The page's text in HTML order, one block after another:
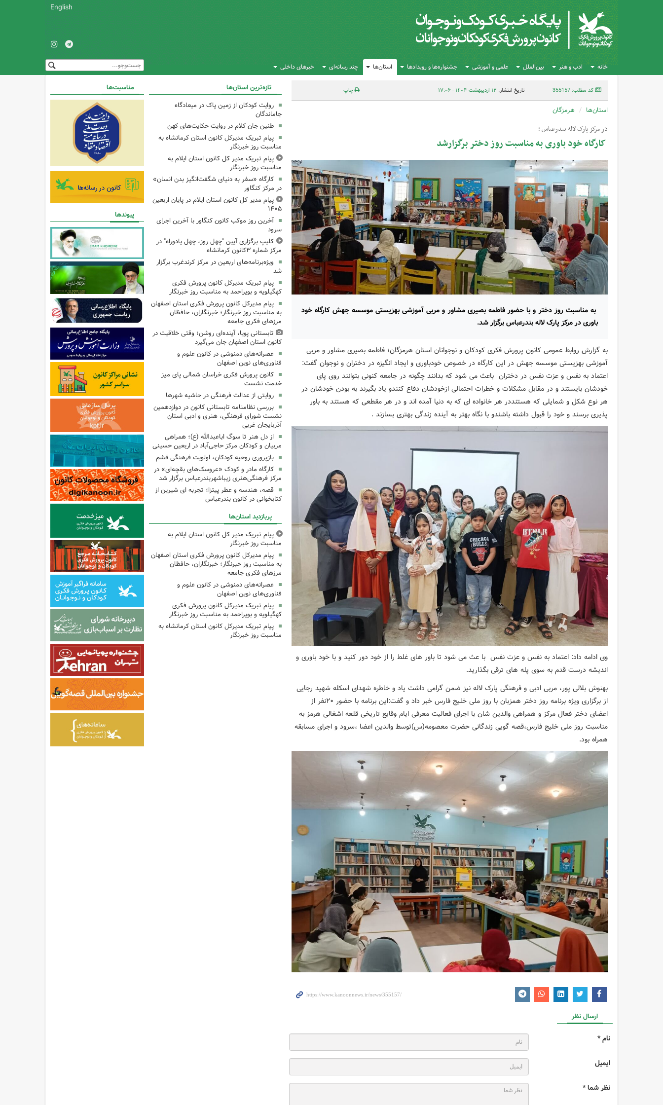
English
خانه ادب و هنر بین‌الملل علمی و آموزشی جشنواره‌ها و رویدادها استان‌ها چند رسانه‌ای خبرهای داخلی
کد مطلب: 355157 تاریخ انتشار: ۱۲ اردیبهشت ۱۴۰۴ - ۱۷:۰۶ چاپ
استان‌ها هرمزگان
در مرکز پارک لاله بندرعباس ؛
کارگاه خود باوری به مناسبت روز دختر برگزارشد
به مناسبت روز دختر و با حضور فاطمه بصیری مشاور و مربی آموزشی بهزیستی موسسه جهش کارگاه خود
باوری در مرکز پارک لاله بندرعباس برگزار شد.
به گزارش روابط عمومی کانون پرورش فکری کودکان و نوجوانان استان هرمزگان؛ فاطمه بصیری مشاور و مربی
آموزشی بهزیستی موسسه جهش در این کارگاه در خصوص خودباوری و ایجاد انگیزه در دختران و نوجوان گفت:
اعتماد به نفس و عزت نفس در دختران باعث می شود که بدانند چگونه در جامعه کنونی بتوانند روی پای
خودشان بایستند و در مقابل مشکلات و خطرات احتمالی ازخودشان دفاع کنندو یاد بگیرند به بودن خودشان در
هر نوع شکل و شمایلی که هستنددر هر خانواده ای که به دنیا آمده اند و در هر مقطعی که هستند به باور
پذیری برسند و خود را قبول داشته باشندو با نگاه بهتر به آینده زندگی بهتری بسازند .
وی ادامه داد: اعتماد به نفس و عزت نفس با عث می شود تا باور های غلط را از خود دور کنید و با خود باوری و
اندیشه درست قدم به سوی پله های ترقی بگذارید.
بهنوش بلالی پور، مربی ادبی و فرهنگی پارک لاله نیز ضمن گرامی داشت یاد و خاطره شهدای اسکله شهید رجایی
از برگزاری ویژه برنامه روز دختر همزبان با روز ملی خلیج فارس خبر داد و گفت:این برنامه با حضور ۲۰نفر از
اعضای دختر فعال مرکز و همراهی والدین شان با اجرای فعالیت معرفی ایام وقایع تاریخی قلعه اشغالی هرمز به
مناسبت روز ملی خلیج فارس،قصه گویی زندگانی حضرت معصومه(س)توسط والدین اعضا ،سرود و اجرای مسابقه
همراه بود.
ارسال نظر
نام *
ایمیل
نظر شما *
تازه‌ترین استان‌ها
روایت کودکان از زمین پاک در میعادگاه
جاماندگان
طنین جان کلام در روایت حکایت‌های کهن
پیام تبریک مدیرکل کانون استان کرمانشاه به
مناسبت روز خبرنگار
پیام تبریک مدیر کل کانون استان ایلام به
مناسبت روز خبرنگار
کارگاه «سفر به دنیای شگفت‌انگیز بدن انسان»
در مرکز کنگاور
پیام مدیر کل کانون استان ایلام در پایان اربعین
۱۴۰۵
آخرین روز موکب کانون کنگاور با آخرین اجرای
سرود
کلیپ برگزاری آیین "چهل روز، چهل یادوراه" در
مرکز شماره ۳کانون کرمانشاه
ویژه‌برنامه‌های اربعین در مرکز کرندغرب برگزار
شد
پیام تبریک مدیرکل کانون پرورش فکری
کهگیلویه و بویراحمد به مناسبت روز خبرنگار
پیام مدیرکل کانون پرورش فکری استان اصفهان
به مناسبت روز خبرنگار؛ خبرنگاران، حافظان
مرزهای فکری جامعه
تابستانی پویا، آینده‌ای روشن؛ وقتی خلاقیت در
کانون استان اصفهان جان می‌گیرد
عصرانه‌های دمنوشی در کانون علوم و
فناوری‌های نوین اصفهان
کانون پرورش فکری خراسان شمالی پای میز
خدمت نشست
روایتی از عدالت فرهنگی در حاشیه شهرها
بررسی نظامنامه تابستانی کانون در دوازدهمین
نشست شورای فرهنگی، هنری و ادبی استان
آذربایجان غربی
از دل هنر تا سوگ اباعبدالله (ع)؛ همراهی
مربیان و کودکان مرکز حاجی‌آباد در اربعین حسینی
بازپروری روحیه کودکان، اولویت فرهنگی قشم
کارگاه مادر و کودک «عروسک‌های بقچه‌ای» در
مرکز فرهنگی‌هنری زیباشهربندرعباس برگزار شد
قصه، هندسه و عطر پیتزا؛ تجربه ای شیرین از
کتابخوانی در کانون بندرعباس
پربازدید استان‌ها
پیام تبریک مدیر کل کانون استان ایلام به
مناسبت روز خبرنگار
پیام مدیرکل کانون پرورش فکری استان اصفهان
به مناسبت روز خبرنگار؛ خبرنگاران، حافظان
مرزهای فکری جامعه
عصرانه‌های دمنوشی در کانون علوم و
فناوری‌های نوین اصفهان
پیام تبریک مدیرکل کانون پرورش فکری
کهگیلویه و بویراحمد به مناسبت روز خبرنگار
پیام تبریک مدیرکل کانون استان کرمانشاه به
مناسبت روز خبرنگار
مناسبت‌ها
پیوندها